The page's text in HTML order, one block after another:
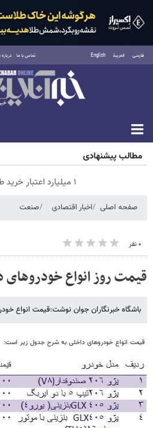
فارسی العربية English تماس با ما درباره
جمعه ۱۶ مرداد ۱۴۰۵
مطالب پیشنهادی
۱ میلیارد اعتبار خرید طلا | بدون ضامن و چک
صفحه اصلی اخبار اقتصادی صنعت
۰ نفر
قیمت روز انواع خودروهای
باشگاه خبرنگاران جوان نوشت:قیمت انواع
قیمت انواع خودروهای داخلی به شرح جدول زیر است: